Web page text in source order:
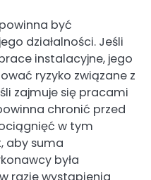
być
działalności. Jeśli
instalacyjne, jego
ryzyko związane z
zajmuje się pracami
chronić przed
w tym
aby suma
była